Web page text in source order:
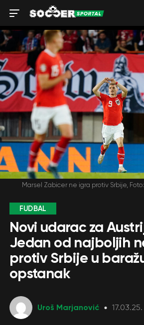
Marsel Zabicer ne igra protiv Srbije,
FUDBAL
Novi udarac za
Jedan od najboljih
protiv Srbije u
opstanak
Uroš Marjanović 17.03.25.